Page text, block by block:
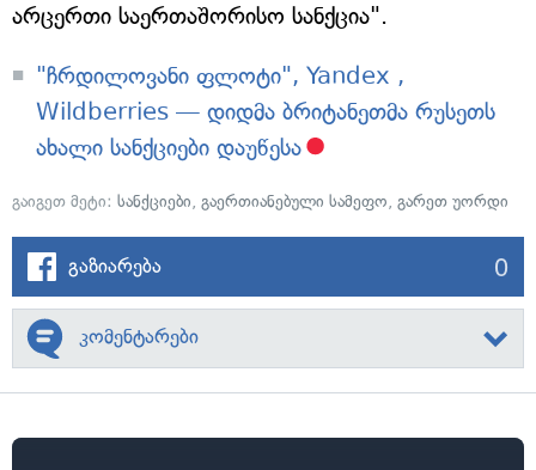
არცერთი საერთაშორისო სანქცია".
"ჩრდილოვანი ფლოტი", Yandex ,
Wildberries — დიდმა ბრიტანეთმა რუსეთს
ახალი სანქციები დაუწესა
გაიგეთ მეტი: სანქციები, გაერთიანებული სამეფო, გარეთ უორდი
გაზიარება 0
კომენტარები